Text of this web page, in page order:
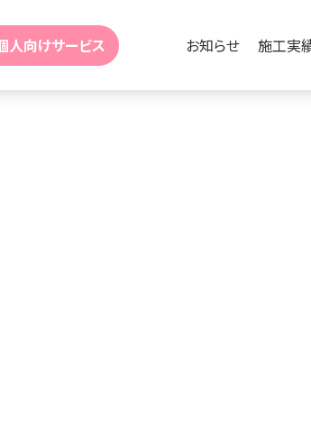
人向けサービス お知らせ 施工実